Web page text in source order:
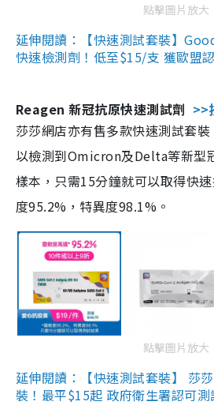
點擊圖片放大
延伸閱讀：【快速測試套裝】
快速檢測劑！低至$15/支 獲歐盟
Reagen 新冠抗原快速測試劑 >>
莎莎網店亦有售多款快速測試套
以檢測到Omicron及Delta等新型
樣本，只需15分鐘就可以取得快
度95.2%，特異度98.1%。
點擊圖片放大
延伸閱讀：【快速測試套裝】 莎
裝！最平$15起 政府衛生署認可測